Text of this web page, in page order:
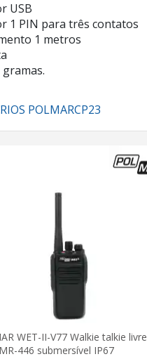
USB
1 PIN para três contatos
1 metros
gramas.
POLMARCP23
WET-II-V77 Walkie talkie livre
446 submersível IP67